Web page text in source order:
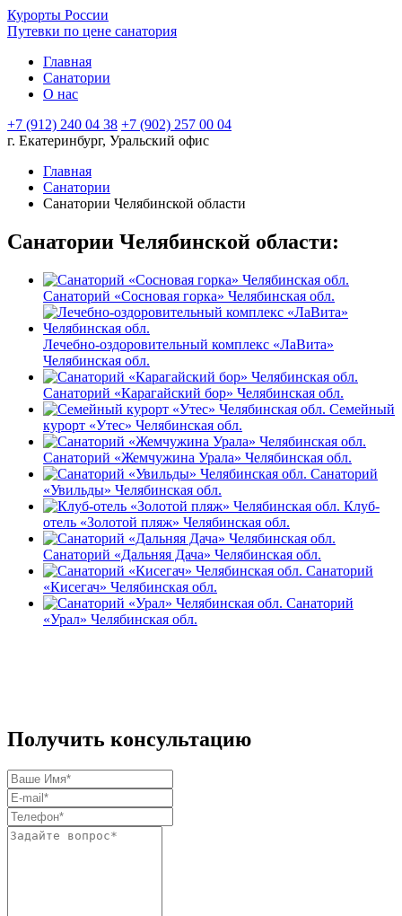
Курорты России
Путевки по цене санатория
Главная
Санатории
О нас
+7 (912) 240 04 38 +7 (902) 257 00 04
г. Екатеринбург, Уральский офис
Главная
Санатории
Санатории Челябинской области
Санатории Челябинской области:
Санаторий «Сосновая горка» Челябинская обл.
Лечебно-оздоровительный комплекс «ЛаВита»
Челябинская обл.
Санаторий «Карагайский бор» Челябинская обл.
Семейный
курорт «Утес» Челябинская обл.
Санаторий «Жемчужина Урала» Челябинская обл.
Санаторий
«Увильды» Челябинская обл.
Клуб-
отель «Золотой пляж» Челябинская обл.
Санаторий «Дальняя Дача» Челябинская обл.
Санаторий
«Кисегач» Челябинская обл.
Санаторий
«Урал» Челябинская обл.
Получить консультацию